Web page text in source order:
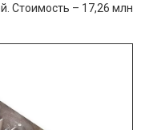
Стоимость – 17,26 млн